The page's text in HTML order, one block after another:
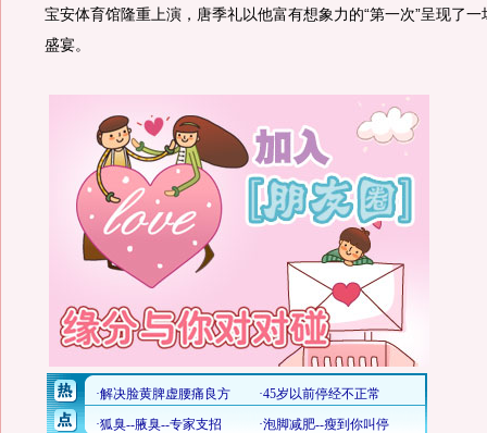
宝安体育馆隆重上演，唐季礼以他富有想象力的“第一次”呈现了一
盛宴。